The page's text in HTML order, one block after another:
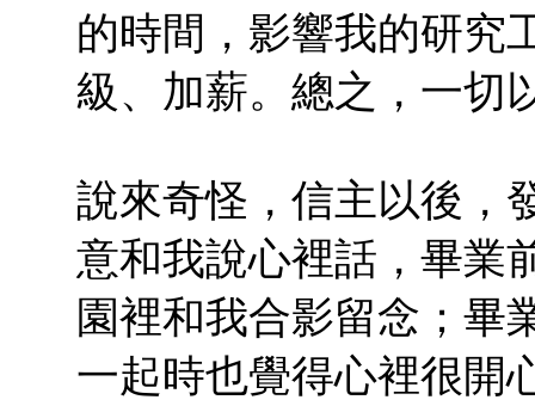
的時間，影響我的研究
級、加薪。總之，一切
說來奇怪，信主以後，
意和我說心裡話，畢業
園裡和我合影留念；畢
一起時也覺得心裡很開